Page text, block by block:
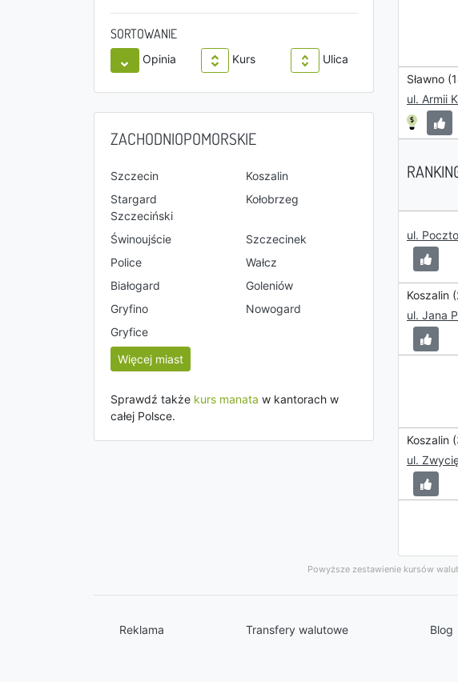
SORTOWANIE
Opinia Kurs Ulica
ZACHODNIOPOMORSKIE
Szczecin
Koszalin
Stargard
Szczeciński
Kołobrzeg
Świnoujście
Szczecinek
Police
Wałcz
Białogard
Goleniów
Gryfino
Nowogard
Gryfice
Więcej miast
Sprawdź także kurs manata w kantorach w
całej Polsce.
Sławno
ul. Armii
ul.
Koszalin
ul. Jana
Koszalin
ul.
Powyższe zestawienie kursów
Reklama Transfery walutowe Blog